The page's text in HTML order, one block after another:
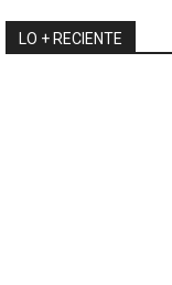
LO + RECIENTE